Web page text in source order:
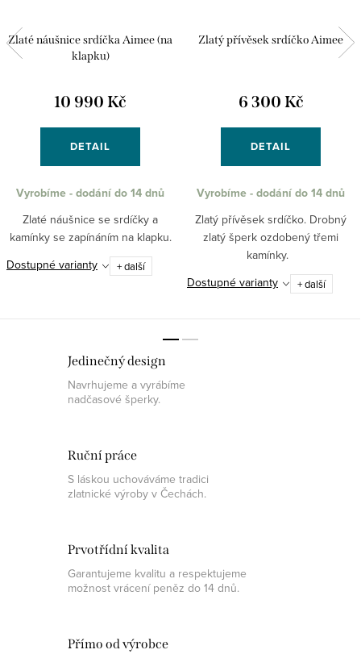
Zlaté náušnice srdíčka Aimee (na
klapku)
10 990 Kč
DETAIL
Vyrobíme - dodání do 14 dnů
Zlaté náušnice se srdíčky a
kamínky se zapínáním na klapku.
Dostupné varianty
+ další
Zlatý přívěsek srdíčko Aimee
6 300 Kč
DETAIL
Vyrobíme - dodání do 14 dnů
Zlatý přívěsek srdíčko. Drobný
zlatý šperk ozdobený třemi
kamínky.
Dostupné varianty
+ další
Jedinečný design
Navrhujeme a vyrábíme
nadčasové šperky.
Ruční práce
S láskou uchováváme tradici
zlatnické výroby v Čechách.
Prvotřídní kvalita
Garantujeme kvalitu a respektujeme
možnost vrácení peněz do 14 dnů.
Přímo od výrobce